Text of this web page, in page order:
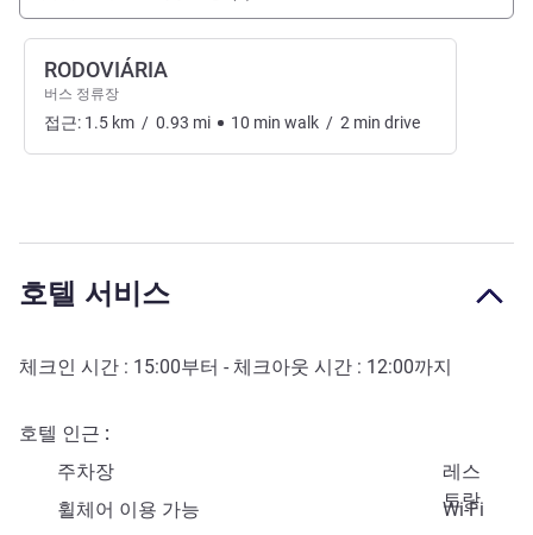
RODOVIÁRIA
버스 정류장
접근: 1.5 km / 0.93 mi 10 min walk / 2 min drive
호텔 서비스
체크인 시간 : 15:00부터 - 체크아웃 시간 : 12:00까지
호텔 인근
주차장
레스
토랑
휠체어 이용 가능 Wi-Fi